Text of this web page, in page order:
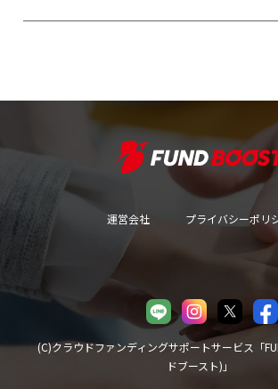
運営会社 プライバシーポリ
(C)クラウドファンディングサポートサービス「
ドブースト)」